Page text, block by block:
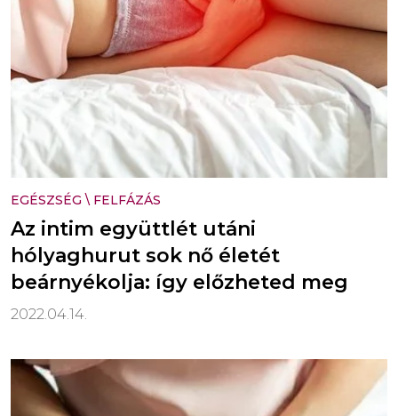
EGÉSZSÉG \ FELFÁZÁS
Az intim együttlét utáni
hólyaghurut sok nő életét
beárnyékolja: így előzheted meg
2022.04.14.